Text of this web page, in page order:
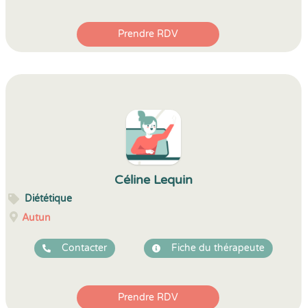
Prendre RDV
Céline Lequin
Diététique
Autun
Contacter Fiche du thérapeute
Prendre RDV